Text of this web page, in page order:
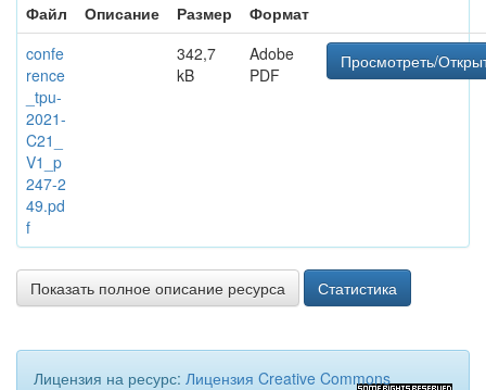
Файл
Описание Размер
Формат
confe
rence
_tpu-
2021-
C21_
V1_p
247-2
49.pd
f
342,7
kB
Adobe
PDF
Просмотреть/
Показать полное описание ресурса Статистика
Лицензия на ресурс: Лицензия Creative Commons